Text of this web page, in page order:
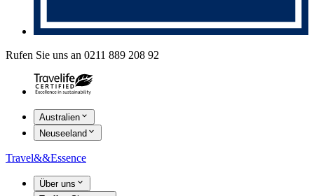
Rufen Sie uns an 0211 889 208 92
Australien
Neuseeland
Travel&&Essence
Über uns